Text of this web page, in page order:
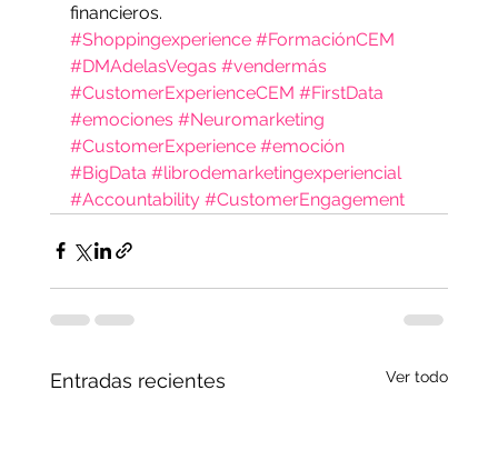
financieros.
#Shoppingexperience #FormaciónCEM
#DMAdelasVegas #vendermás
#CustomerExperienceCEM #FirstData
#emociones #Neuromarketing
#CustomerExperience #emoción
#BigData #librodemarketingexperiencial
#Accountability #CustomerEngagement
Entradas recientes Ver todo